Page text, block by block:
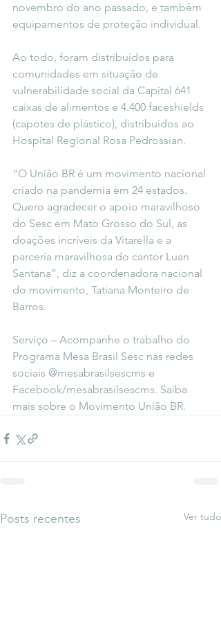
novembro do ano passado, e também
equipamentos de proteção individual.
Ao todo, foram distribuídos para
comunidades em situação de
vulnerabilidade social da Capital 641
caixas de alimentos e 4.400 faceshields
(capotes de plástico), distribuídos ao
Hospital Regional Rosa Pedrossian.
“O União BR é um movimento nacional
criado na pandemia em 24 estados.
Quero agradecer o apoio maravilhoso
do Sesc em Mato Grosso do Sul, as
doações incríveis da Vitarella e a
parceria maravilhosa do cantor Luan
Santana”, diz a coordenadora nacional
do movimento, Tatiana Monteiro de
Barros.
Serviço – Acompanhe o trabalho do
Programa Mesa Brasil Sesc nas redes
sociais @mesabrasilsescms e
Facebook/mesabrasilsescms. Saiba
mais sobre o Movimento União BR.
Posts recentes Ver tudo